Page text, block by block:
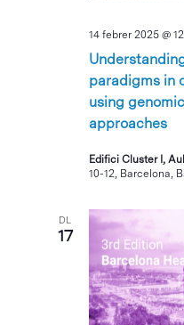
paradigms in
using
approaches
14 febrer 2025 @
Edifici Cluster I,
10-12, Barcelona,
DL
17